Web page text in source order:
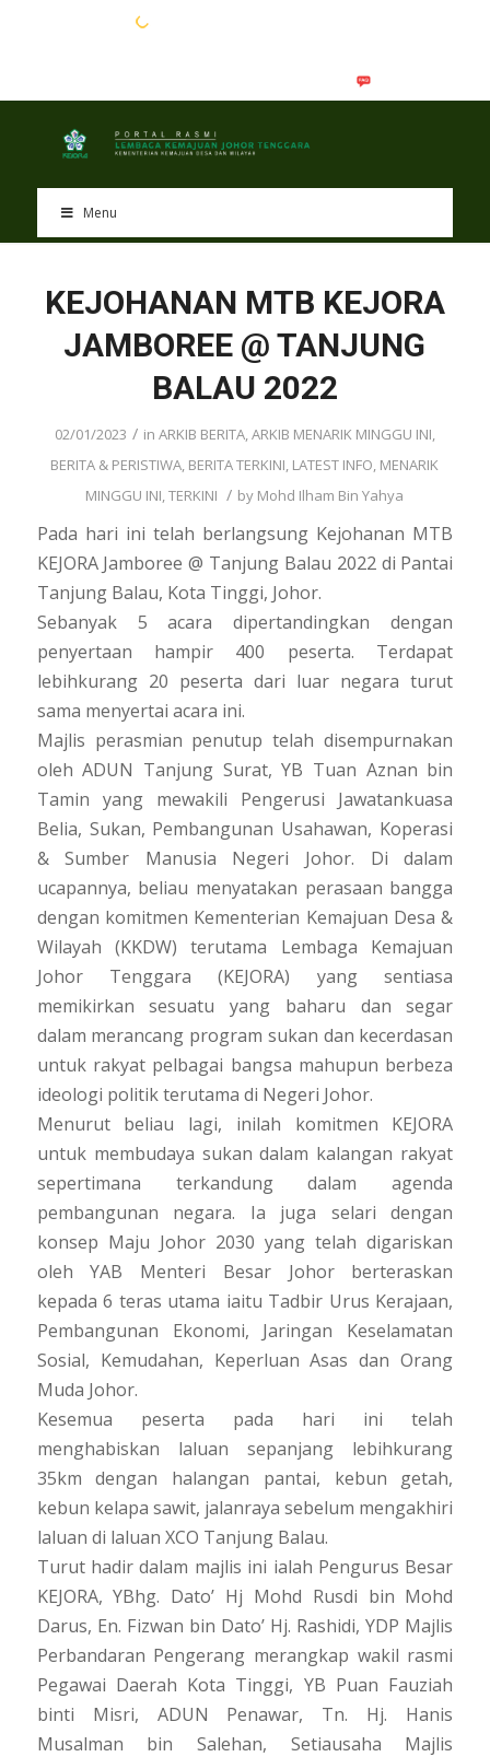
Menu
KEJOHANAN MTB KEJORA
JAMBOREE @ TANJUNG
BALAU 2022
02/01/2023 / in ARKIB BERITA,ARKIB MENARIK MINGGU INI,
BERITA & PERISTIWA, BERITA TERKINI, LATEST INFO, MENARIK
MINGGU INI,TERKINI / by Mohd Ilham Bin Yahya
Pada hari ini telah berlangsung Kejohanan MTB
KEJORA Jamboree @ Tanjung Balau 2022 di Pantai
Tanjung Balau, Kota Tinggi, Johor.
Sebanyak 5 acara dipertandingkan dengan
penyertaan hampir 400 peserta. Terdapat
lebihkurang 20 peserta dari luar negara turut
sama menyertai acara ini.
Majlis perasmian penutup telah disempurnakan
oleh ADUN Tanjung Surat, YB Tuan Aznan bin
Tamin yang mewakili Pengerusi Jawatankuasa
Belia, Sukan, Pembangunan Usahawan, Koperasi
& Sumber Manusia Negeri Johor. Di dalam
ucapannya, beliau menyatakan perasaan bangga
dengan komitmen Kementerian Kemajuan Desa &
Wilayah (KKDW) terutama Lembaga Kemajuan
Johor Tenggara (KEJORA) yang sentiasa
memikirkan sesuatu yang baharu dan segar
dalam merancang program sukan dan kecerdasan
untuk rakyat pelbagai bangsa mahupun berbeza
ideologi politik terutama di Negeri Johor.
Menurut beliau lagi, inilah komitmen KEJORA
untuk membudaya sukan dalam kalangan rakyat
sepertimana terkandung dalam agenda
pembangunan negara. Ia juga selari dengan
konsep Maju Johor 2030 yang telah digariskan
oleh YAB Menteri Besar Johor berteraskan
kepada 6 teras utama iaitu Tadbir Urus Kerajaan,
Pembangunan Ekonomi, Jaringan Keselamatan
Sosial, Kemudahan, Keperluan Asas dan Orang
Muda Johor.
Kesemua peserta pada hari ini telah
menghabiskan laluan sepanjang lebihkurang
35km dengan halangan pantai, kebun getah,
kebun kelapa sawit, jalanraya sebelum mengakhiri
laluan di laluan XCO Tanjung Balau.
Turut hadir dalam majlis ini ialah Pengurus Besar
KEJORA, YBhg. Dato’ Hj Mohd Rusdi bin Mohd
Darus, En. Fizwan bin Dato’ Hj. Rashidi, YDP Majlis
Perbandaran Pengerang merangkap wakil rasmi
Pegawai Daerah Kota Tinggi, YB Puan Fauziah
binti Misri, ADUN Penawar, Tn. Hj. Hanis
Musalman bin Salehan, Setiausaha Majlis